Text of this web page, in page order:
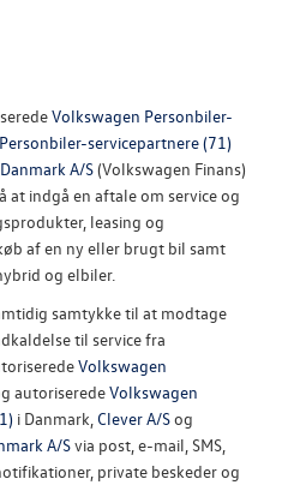
Volkswagen Personbiler-
servicepartnere (71)
A/S(Volkswagen Finans)
at indgå en aftale om service og
leasing og
af en ny eller brugt bil samt
og elbiler.
samtykke til at modtage
til service fra
Volkswagen
autoriseredeVolkswagen
i Danmark,Clever A/Sog
A/Svia post, e-mail, SMS,
private beskeder og